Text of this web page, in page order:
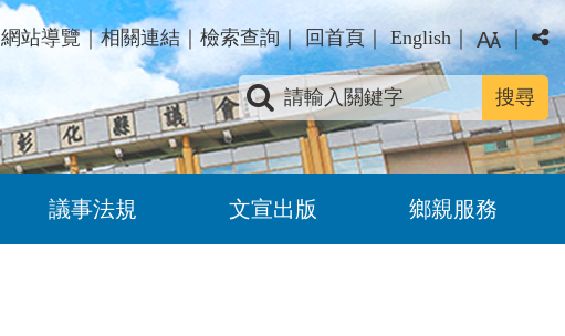
網站導覽｜相關連結 ｜ 檢索查詢｜回首頁｜English ｜ ｜
關鍵字查詢
議事法規 文宣出版 鄉親服務